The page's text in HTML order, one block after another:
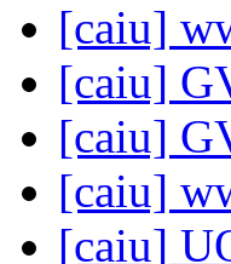
[caiu]
[caiu]
[caiu]
[caiu]
[caiu]